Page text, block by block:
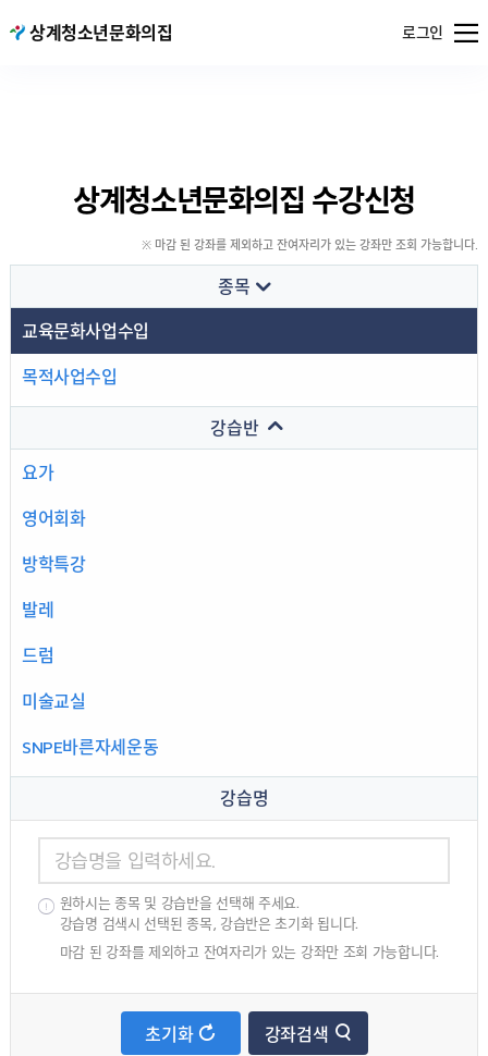
서울특별시
상계청소년문화의집 로그인열기
상계청소년문화의집 수강신청
※ 마감 된 강좌를 제외하고 잔여자리가 있는 강좌만 조회 가능합니다.
종목
교육문화사업수입
목적사업수입
강습반
요가
영어회화
방학특강
발레
드럼
미술교실
SNPE바른자세운동
미니어쳐만들기
벨리댄스
역사교실
강습명
원하시는 종목 및 강습반을 선택해 주세요.
강습명 검색시 선택된 종목, 강습반은 초기화 됩니다.
마감 된 강좌를 제외하고 잔여자리가 있는 강좌만 조회 가능합니다.
초기화 강좌검색